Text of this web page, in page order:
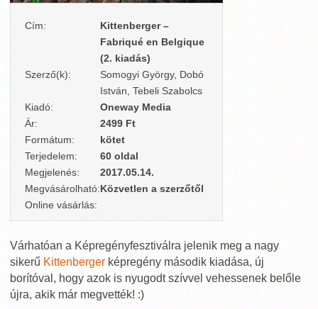
Cím:
Kittenberger –
Fabriqué en Belgique
(2. kiadás)
Szerző(k):
Somogyi György, Dobó
István, Tebeli Szabolcs
Kiadó:
Oneway Media
Ár:
2499 Ft
Formátum:
kötet
Terjedelem:
60 oldal
Megjelenés:
2017.05.14.
Megvásárolható:Közvetlen a szerzőtől
Online vásárlás:
Várhatóan a Képregényfesztiválra jelenik meg a nagy
sikerű Kittenberger képregény második kiadása, új
borítóval, hogy azok is nyugodt szívvel vehessenek belőle
újra, akik már megvették! :)